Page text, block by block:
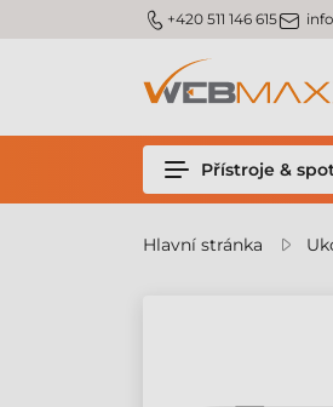
m_phone +420 511 146 615m_email
Přístroje &
Hlavní stránka